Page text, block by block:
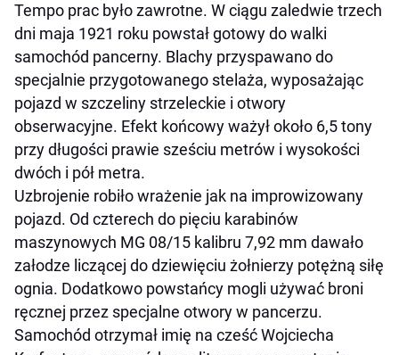
Tempo prac było zawrotne. W ciągu zaledwie trzech
dni maja 1921 roku powstał gotowy do walki
samochód pancerny. Blachy przyspawano do
specjalnie przygotowanego stelaża, wyposażając
pojazd w szczeliny strzeleckie i otwory
obserwacyjne. Efekt końcowy ważył około 6,5 tony
przy długości prawie sześciu metrów i wysokości
dwóch i pół metra.
Uzbrojenie robiło wrażenie jak na improwizowany
pojazd. Od czterech do pięciu karabinów
maszynowych MG 08/15 kalibru 7,92 mm dawało
załodze liczącej do dziewięciu żołnierzy potężną siłę
ognia. Dodatkowo powstańcy mogli używać broni
ręcznej przez specjalne otwory w pancerzu.
Samochód otrzymał imię na cześć Wojciecha